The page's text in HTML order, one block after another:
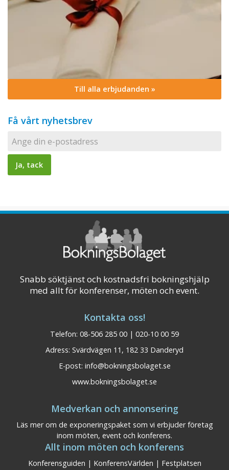
Till alla erbjudanden »
Få vårt nyhetsbrev
Snabb söktjänst och kostnadsfri bokningshjälp
med allt för konferenser, möten och event.
Kontakta oss!
Telefon: 08-506 285 00 | 020-10 00 59
Adress: Svärdvägen 11, 182 33 Danderyd
E-post: info@bokningsbolaget.se
www.bokningsbolaget.se
Medverkan och annonsering
Läs mer om de exponeringspaket som vi erbjuder företag
inom möten, event och konferens.
Allt inom möten och konferens
Konferensguiden | KonferensVärlden | Festplatsen